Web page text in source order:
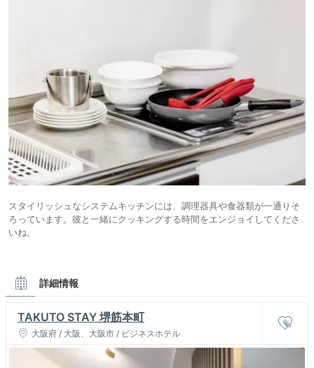
スタイリッシュなシステムキッチンには、調理器具や食器類が一通りそ
ろっています。彼と一緒にクッキングする時間をエンジョイしてくださ
いね。
詳細情報
TAKUTO STAY 堺筋本町
大阪府 / 大阪、大阪市 / ビジネスホテル